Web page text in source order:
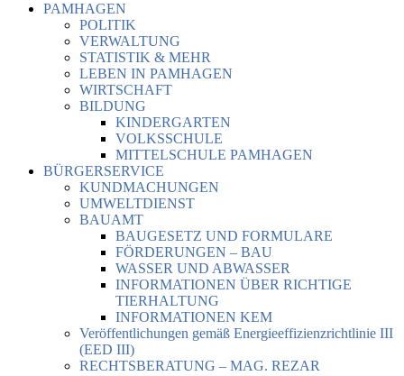
PAMHAGEN
POLITIK
VERWALTUNG
STATISTIK & MEHR
LEBEN IN PAMHAGEN
WIRTSCHAFT
BILDUNG
KINDERGARTEN
VOLKSSCHULE
MITTELSCHULE PAMHAGEN
BÜRGERSERVICE
KUNDMACHUNGEN
UMWELTDIENST
BAUAMT
BAUGESETZ UND FORMULARE
FÖRDERUNGEN – BAU
WASSER UND ABWASSER
INFORMATIONEN ÜBER RICHTIGE
TIERHALTUNG
INFORMATIONEN KEM
Veröffentlichungen gemäß Energieeffizienzrichtlinie III
(EED III)
RECHTSBERATUNG – MAG. REZAR